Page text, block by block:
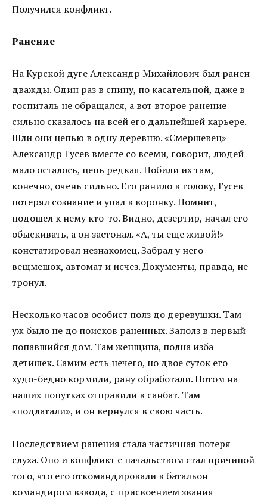
Получился конфликт.
Ранение
На Курской дуге Александр Михайлович был ранен
дважды. Один раз в спину, по касательной, даже в
госпиталь не обращался, а вот второе ранение
сильно сказалось на всей его дальнейшей карьере.
Шли они цепью в одну деревню. «Смершевец»
Александр Гусев вместе со всеми, говорит, людей
мало осталось, цепь редкая. Побили их там,
конечно, очень сильно. Его ранило в голову, Гусев
потерял сознание и упал в воронку. Помнит,
подошел к нему кто-то. Видно, дезертир, начал его
обыскивать, а он застонал. «А, ты еще живой!» –
констатировал незнакомец. Забрал у него
вещмешок, автомат и исчез. Документы, правда, не
тронул.
Несколько часов особист полз до деревушки. Там
уж было не до поисков раненных. Заполз в первый
попавшийся дом. Там женщина, полна изба
детишек. Самим есть нечего, но двое суток его
худо-бедно кормили, рану обработали. Потом на
наших попутках отправили в санбат. Там
«подлатали», и он вернулся в свою часть.
Последствием ранения стала частичная потеря
слуха. Оно и конфликт с начальством стал причиной
того, что его откомандировали в батальон
командиром взвода, с присвоением звания